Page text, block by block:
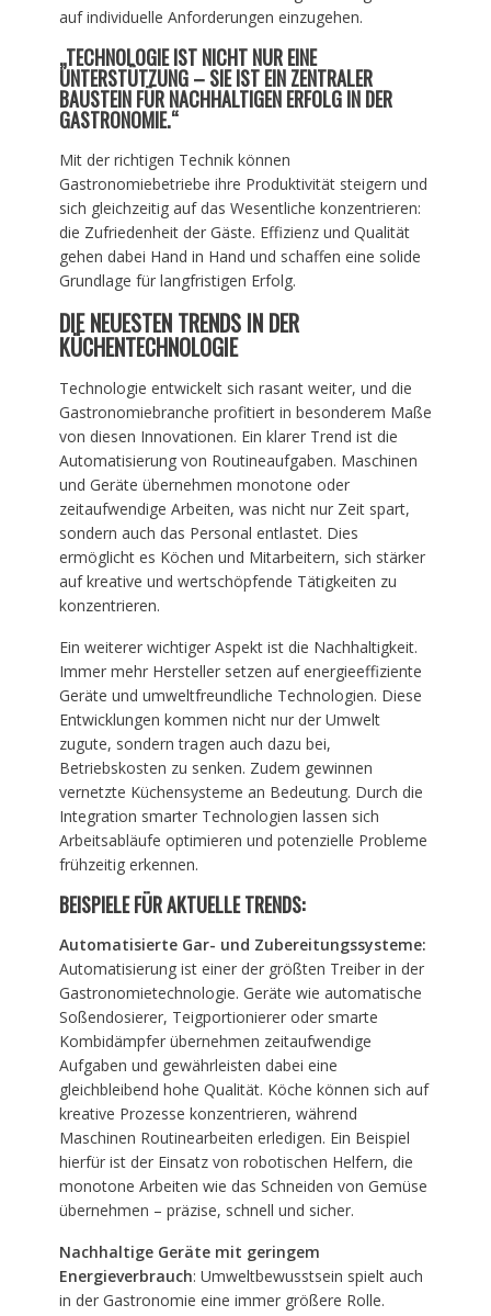
auf individuelle Anforderungen einzugehen.
„TECHNOLOGIE IST NICHT NUR EINE
UNTERSTÜTZUNG – SIE IST EIN ZENTRALER
BAUSTEIN FÜR NACHHALTIGEN ERFOLG IN DER
GASTRONOMIE.“
Mit der richtigen Technik können
Gastronomiebetriebe ihre Produktivität steigern und
sich gleichzeitig auf das Wesentliche konzentrieren:
die Zufriedenheit der Gäste. Effizienz und Qualität
gehen dabei Hand in Hand und schaffen eine solide
Grundlage für langfristigen Erfolg.
DIE NEUESTEN TRENDS IN DER
KÜCHENTECHNOLOGIE
Technologie entwickelt sich rasant weiter, und die
Gastronomiebranche profitiert in besonderem Maße
von diesen Innovationen. Ein klarer Trend ist die
Automatisierung von Routineaufgaben. Maschinen
und Geräte übernehmen monotone oder
zeitaufwendige Arbeiten, was nicht nur Zeit spart,
sondern auch das Personal entlastet. Dies
ermöglicht es Köchen und Mitarbeitern, sich stärker
auf kreative und wertschöpfende Tätigkeiten zu
konzentrieren.
Ein weiterer wichtiger Aspekt ist die Nachhaltigkeit.
Immer mehr Hersteller setzen auf energieeffiziente
Geräte und umweltfreundliche Technologien. Diese
Entwicklungen kommen nicht nur der Umwelt
zugute, sondern tragen auch dazu bei,
Betriebskosten zu senken. Zudem gewinnen
vernetzte Küchensysteme an Bedeutung. Durch die
Integration smarter Technologien lassen sich
Arbeitsabläufe optimieren und potenzielle Probleme
frühzeitig erkennen.
BEISPIELE FÜR AKTUELLE TRENDS:
Automatisierte Gar- und Zubereitungssysteme:
Automatisierung ist einer der größten Treiber in der
Gastronomietechnologie. Geräte wie automatische
Soßendosierer, Teigportionierer oder smarte
Kombidämpfer übernehmen zeitaufwendige
Aufgaben und gewährleisten dabei eine
gleichbleibend hohe Qualität. Köche können sich auf
kreative Prozesse konzentrieren, während
Maschinen Routinearbeiten erledigen. Ein Beispiel
hierfür ist der Einsatz von robotischen Helfern, die
monotone Arbeiten wie das Schneiden von Gemüse
übernehmen – präzise, schnell und sicher.
Nachhaltige Geräte mit geringem
Energieverbrauch: Umweltbewusstsein spielt auch
in der Gastronomie eine immer größere Rolle.